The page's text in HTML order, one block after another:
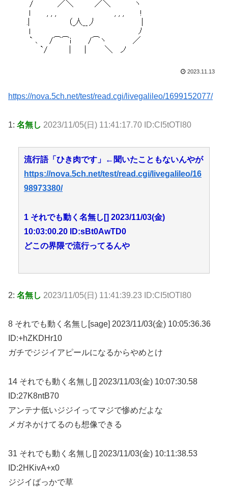
2023.11.13
https://nova.5ch.net/test/read.cgi/livegalileo/1699152077/
1: 名無し 2023/11/05(日) 11:41:17.70 ID:CI5tOTl80
流行語「ひき肉です」←聞いたこともないんやが
https://nova.5ch.net/test/read.cgi/livegalileo/16
98973380/
1 それでも動く名無し[] 2023/11/03(金)
10:03:00.20 ID:sBt0AwTD0
どこの界隈で流行ってるんや
2: 名無し 2023/11/05(日) 11:41:39.23 ID:CI5tOTl80
8 それでも動く名無し[sage] 2023/11/03(金) 10:05:36.36
ID:+hZKDHr10
ガチでジジイアピールになるからやめとけ
14 それでも動く名無し[] 2023/11/03(金) 10:07:30.58
ID:27K8ntB70
アンテナ低いジジイってマジで惨めだよな
メガネかけてるのも想像できる
31 それでも動く名無し[] 2023/11/03(金) 10:11:38.53
ID:2HKivA+x0
ジジイばっかで草